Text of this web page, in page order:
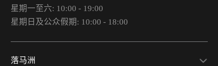
星期一至六: 10:00 - 19:00
星期日及公众假期: 10:00 - 18:00
落马洲